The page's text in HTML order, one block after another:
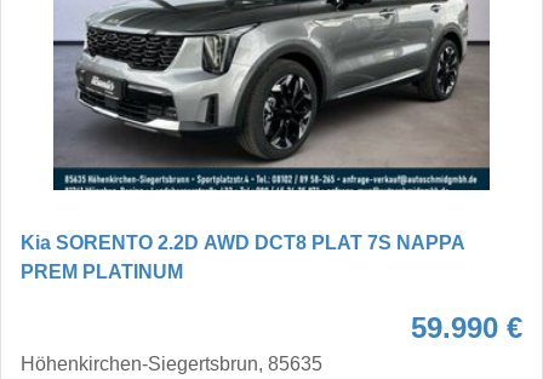
Kia SORENTO 2.2D AWD DCT8 PLAT 7S NAPPA
PREM PLATINUM
59.990 €
Höhenkirchen-Siegertsbrun, 85635